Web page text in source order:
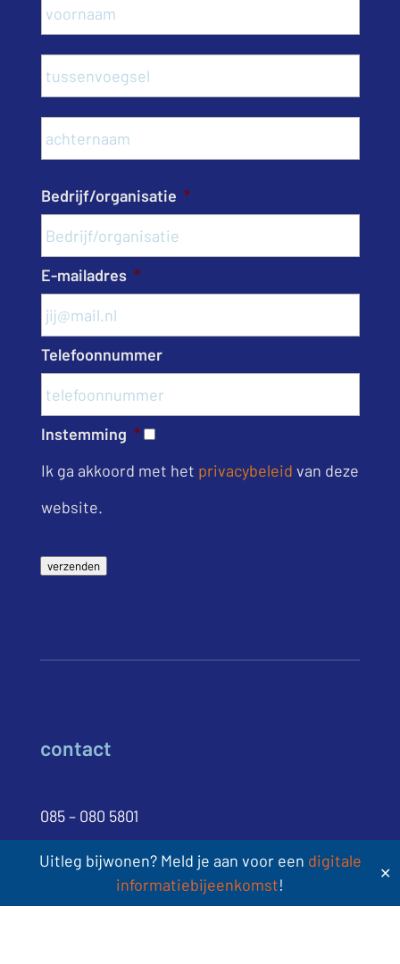
Uitleg bijwonen? Meld je aan voor een digitale
informatiebijeenkomst!
✕
Bedrijf/organisatie *
E-mailadres *
Telefoonnummer
Instemming *
Ik ga akkoord met het privacybeleid van deze
website.
verzenden
contact
085 – 080 5801
mail ons
Sint Jacobsstraat 400-420